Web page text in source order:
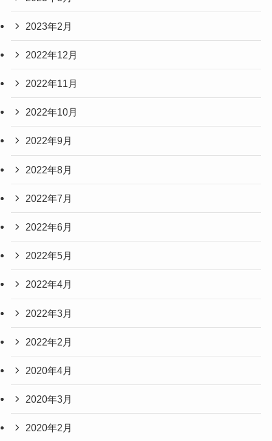
2023年2月
2022年12月
2022年11月
2022年10月
2022年9月
2022年8月
2022年7月
2022年6月
2022年5月
2022年4月
2022年3月
2022年2月
2020年4月
2020年3月
2020年2月